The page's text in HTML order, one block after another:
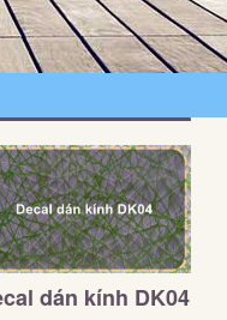
dán kính DK04